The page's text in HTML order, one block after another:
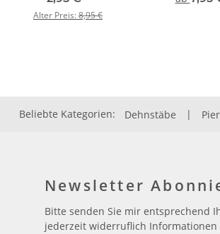
Alter Preis:8,95 €
Beliebte Kategorien: Dehnstäbe |
Newsletter
Bitte senden Sie mir entsprechend
jederzeit widerruflich